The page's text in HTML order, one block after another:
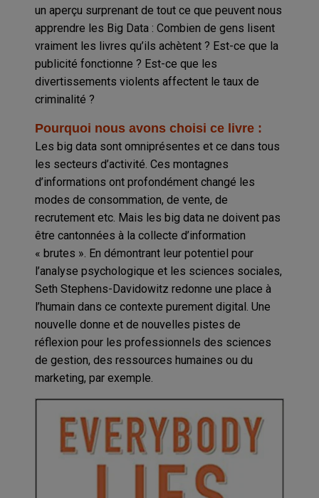
un aperçu surprenant de tout ce que peuvent nous
apprendre les Big Data : Combien de gens lisent
vraiment les livres qu’ils achètent ? Est-ce que la
publicité fonctionne ? Est-ce que les
divertissements violents affectent le taux de
criminalité ?
Pourquoi nous avons choisi ce livre :
Les big data sont omniprésentes et ce dans tous
les secteurs d’activité. Ces montagnes
d’informations ont profondément changé les
modes de consommation, de vente, de
recrutement etc. Mais les big data ne doivent pas
être cantonnées à la collecte d’information
« brutes ». En démontrant leur potentiel pour
l’analyse psychologique et les sciences sociales,
Seth Stephens-Davidowitz redonne une place à
l’humain dans ce contexte purement digital. Une
nouvelle donne et de nouvelles pistes de
réflexion pour les professionnels des sciences
de gestion, des ressources humaines ou du
marketing, par exemple.